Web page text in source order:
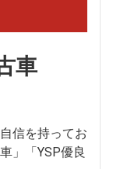
車
信を持ってお
」「YSP優良